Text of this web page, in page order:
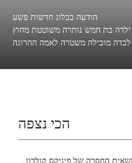
הודעה בבלוג חדשות פשע
ילדה בת חמש נותרה משוטטת מחוץ
לבדה מובילה משטרה לאמה ההרוגה
הכי נצפה